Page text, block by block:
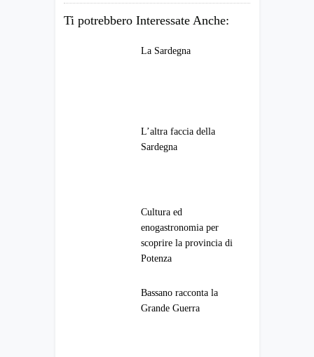
Ti potrebbero Interessate Anche:
La Sardegna
L’altra faccia della
Sardegna
Cultura ed
enogastronomia per
scoprire la provincia di
Potenza
Bassano racconta la
Grande Guerra